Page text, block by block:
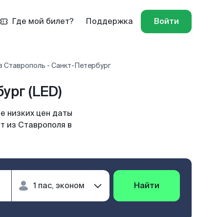
Где мой билет? Поддержка Войти
Ставрополь - Санкт-Петербург
(LED)
низких цен даты
из Ставрополя в
Найти